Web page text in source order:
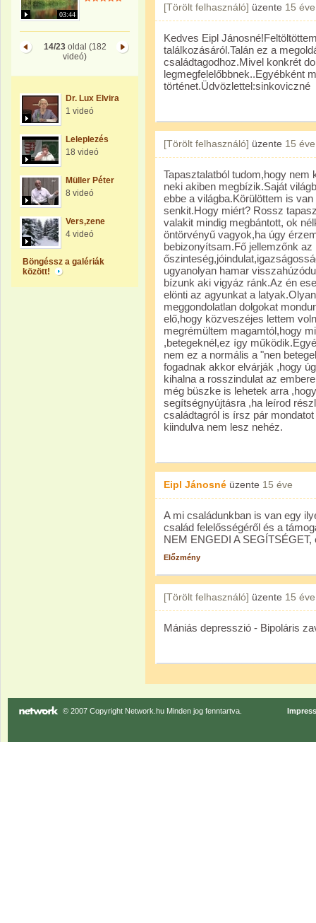
03:44
14/23oldal (182
videó)
Dr. Lux Elvira
1 videó
Leleplezés
18 videó
Müller Péter
8 videó
Vers,zene
4 videó
Böngéssz a galériák
között!
[Törölt felhasználó] üzente 15 éve
Kedves Eipl
találkozásáról.Talán ez a
családtagodhoz.Mivel konkrét
legmegfelelőbbnek..Egyébként
történet.Üdvözlettel:sinkoviczné
[Törölt felhasználó] üzente 15 éve
Tapasztalatból tudom,hogy
neki akiben megbízik.Saját
ebbe a világba.Körülöttem is
senkit.Hogy miért? Rossz
valakit mindig megbántott, ok
öntörvényű vagyok,ha úgy
bebizonyítsam.Fő jellemzőnk az
ugyanolyan hamar
bízunk aki vigyáz ránk.Az én
elönti az agyunkat a
meggondolatlan dolgokat
elő,hogy közveszéjes lettem
megrémültem magamtól,hogy
,betegeknél,ez így
nem ez a normális a "nen
fogadnak akkor elvárják ,hogy
kihalna a rosszindulat az
még büszke is lehetek arra
segítségnyújtásra ,ha leírod
családtagról is írsz pár
kiindulva nem lesz nehéz.
Eipl Jánosné üzente 15 éve
A mi családunkban is van egy
család felelősségéről és a
NEM ENGEDI A
Előzmény
[Törölt felhasználó] üzente 15 éve
Mániás depresszió - Bipoláris
© 2007 Copyright Network.hu Minden jog fenntartva.